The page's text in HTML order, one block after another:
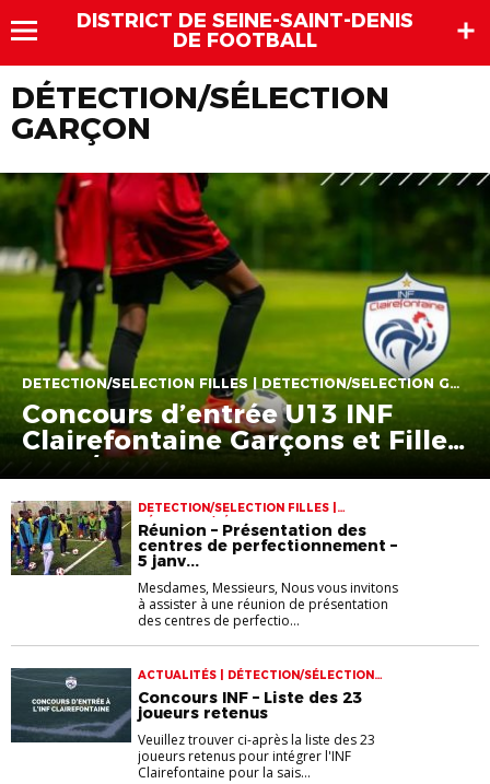
DISTRICT DE SEINE-SAINT-DENIS
DE FOOTBALL
DÉTECTION/SÉLECTION
GARÇON
DETECTION/SELECTION FILLES | DÉTECTION/SÉLECTION GARÇON
Concours d’entrée U13 INF
Clairefontaine Garçons et Filles
2024/2025 – 1er Tour –
Répartition des clubs
DETECTION/SELECTION FILLES |
DÉTECTION/SÉLECTION GARÇON
Réunion – Présentation des
centres de perfectionnement –
5 janv...
Mesdames, Messieurs, Nous vous invitons
à assister à une réunion de présentation
des centres de perfectio...
ACTUALITÉS | DÉTECTION/SÉLECTION
GARÇON
Concours INF – Liste des 23
joueurs retenus
Veuillez trouver ci-après la liste des 23
joueurs retenus pour intégrer l'INF
Clairefontaine pour la sais...